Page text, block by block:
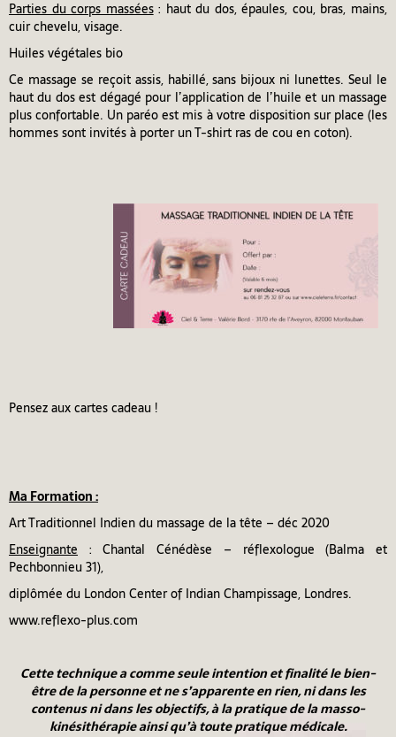
Parties du corps massées: haut du dos, épaules, cou, bras, mains,
cuir chevelu, visage.
Huiles végétales bio
Ce massage se reçoit assis, habillé, sans bijoux ni lunettes. Seul le
haut du dos est dégagé pour l’application de l’huile et un massage
plus confortable. Un paréo est mis à votre disposition sur place (les
hommes sont invités à porter un T-shirt ras de cou en coton).
Pensez aux cartes cadeau !
Ma Formation :
Art Traditionnel Indien du massage de la tête – déc 2020
Enseignante : Chantal Cénédèse – réflexologue (Balma et
Pechbonnieu 31),
diplômée du London Center of Indian Champissage, Londres.
www.reflexo-plus.com
Cette technique a comme seule intention et finalité le bien-
être de la personne et ne s’apparente en rien, ni dans les
contenus ni dans les objectifs, à la pratique de la masso-
kinésithérapie ainsi qu’à toute pratique médicale.